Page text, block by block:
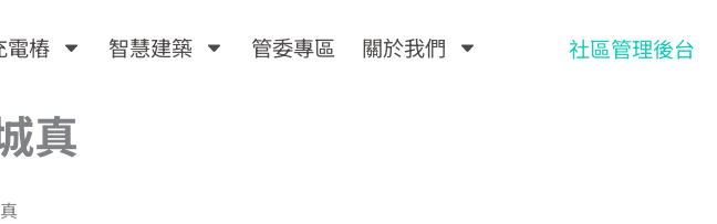
電樁 智慧建築 管委專區 關於我們 社區管理後台
真